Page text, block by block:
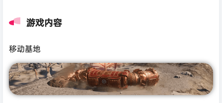
游戏内容
移动基地